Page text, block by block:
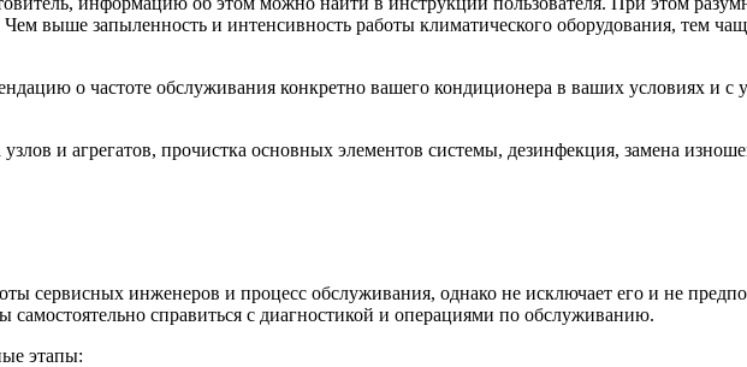
выше запыленность и интенсивность работы климатического оборудования, тем
о частоте обслуживания конкретно вашего кондиционера в ваших условиях и с
и агрегатов, прочистка основных элементов системы, дезинфекция, замена
сервисных инженеров и процесс обслуживания, однако не исключает его и не
справиться с диагностикой и операциями по обслуживанию.
этапы: